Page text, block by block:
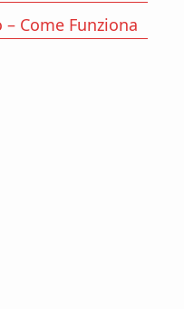
Come Funziona